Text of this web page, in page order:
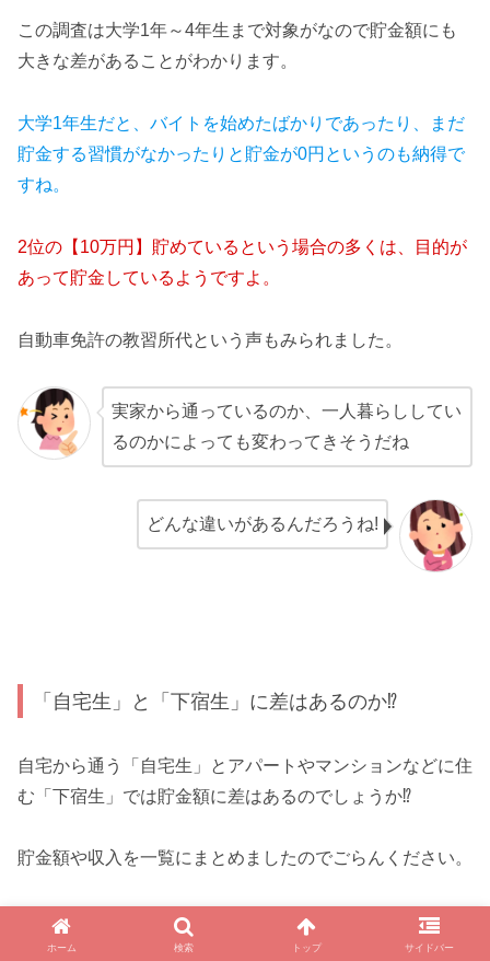
この調査は大学1年～4年生まで対象がなので貯金額にも
大きな差があることがわかります。
大学1年生だと、バイトを始めたばかりであったり、まだ
貯金する習慣がなかったりと貯金が0円というのも納得で
すね。
2位の【10万円】貯めているという場合の多くは、目的が
あって貯金しているようですよ。
自動車免許の教習所代という声もみられました。
実家から通っているのか、一人暮らししてい
るのかによっても変わってきそうだね
どんな違いがあるんだろうね!
「自宅生」と「下宿生」に差はあるのか⁉
自宅から通う「自宅生」とアパートやマンションなどに住
む「下宿生」では貯金額に差はあるのでしょうか⁉
貯金額や収入を一覧にまとめましたのでごらんください。
ホーム 検索 トップ サイドバー